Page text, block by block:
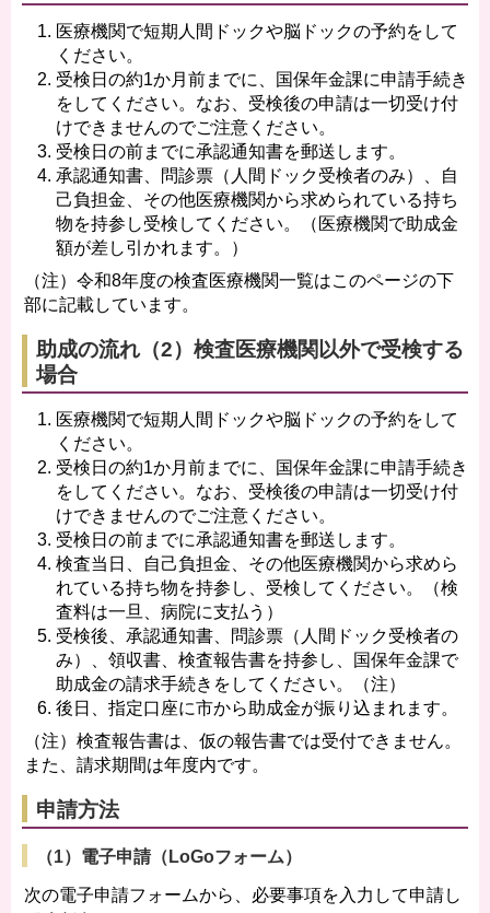
医療機関で短期人間ドックや脳ドックの予約をして
ください。
受検日の約1か月前までに、国保年金課に申請手続き
をしてください。なお、受検後の申請は一切受け付
けできませんのでご注意ください。
受検日の前までに承認通知書を郵送します。
承認通知書、問診票（人間ドック受検者のみ）、自
己負担金、その他医療機関から求められている持ち
物を持参し受検してください。（医療機関で助成金
額が差し引かれます。）
（注）令和8年度の検査医療機関一覧はこのページの下
部に記載しています。
助成の流れ（2）検査医療機関 以外で受検する
場合
医療機関で短期人間ドックや脳ドックの予約をして
ください。
受検日の約1か月前までに、国保年金課に申請手続き
をしてください。なお、受検後の申請は一切受け付
けできませんのでご注意ください。
受検日の前までに承認通知書を郵送します。
検査当日、自己負担金、その他医療機関から求めら
れている持ち物を持参し、受検してください。（検
査料は一旦、病院に支払う）
受検後、承認通知書、問診票（人間ドック受検者の
み）、領収書、検査報告書を持参し、国保年金課で
助成金の請求手続きをしてください。（注）
後日、指定口座に市から助成金が振り込まれます。
（注）検査報告書は、仮の報告書では受付できません。
また、請求期間は年度内です。
申請方法
（1）電子申請（LoGoフォーム）
次の電子申請フォームから、必要事項を入力して申請し